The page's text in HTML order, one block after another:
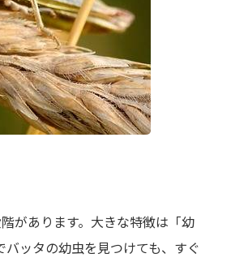
があります。大きな特徴は「幼
ッタの幼虫を見つけても、すぐ